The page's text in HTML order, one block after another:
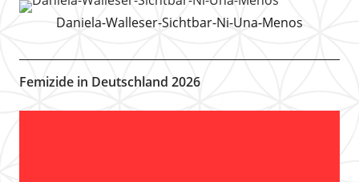
Daniela-Walleser-Sichtbar-Ni-Una-Menos
Femizide in Deutschland 2026